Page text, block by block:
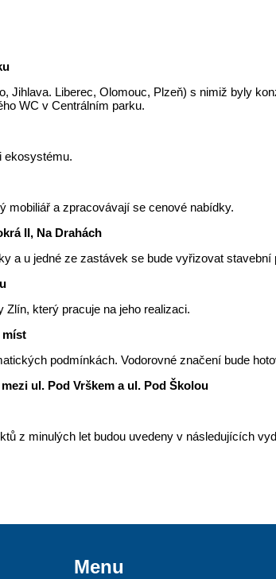
Jihlava. Liberec, Olomouc, Plzeň) s nimiž byly
WC v Centrálním parku.
ekosystému.
mobiliář a zpracovávají se cenové nabídky.
II, Na Drahách
a u jedné ze zastávek se bude vyřizovat stavební
Zlín, který pracuje na jeho realizaci.
míst
podmínkách. Vodorovné značení bude
ul. Pod Vrškem a ul. Pod Školou
z minulých let budou uvedeny v následujících
Menu